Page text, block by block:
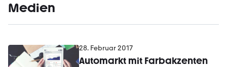
Medien
28. Februar 2017
Automarkt mit Farbakzenten